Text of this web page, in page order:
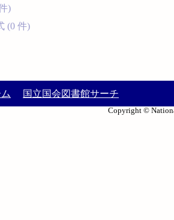
)
(0 件)
国立国会図書館サーチ
Copyright ©